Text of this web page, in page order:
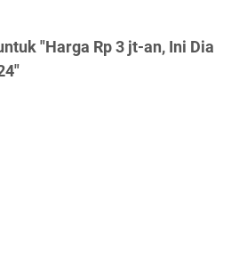
"Harga Rp 3 jt-an, Ini Dia